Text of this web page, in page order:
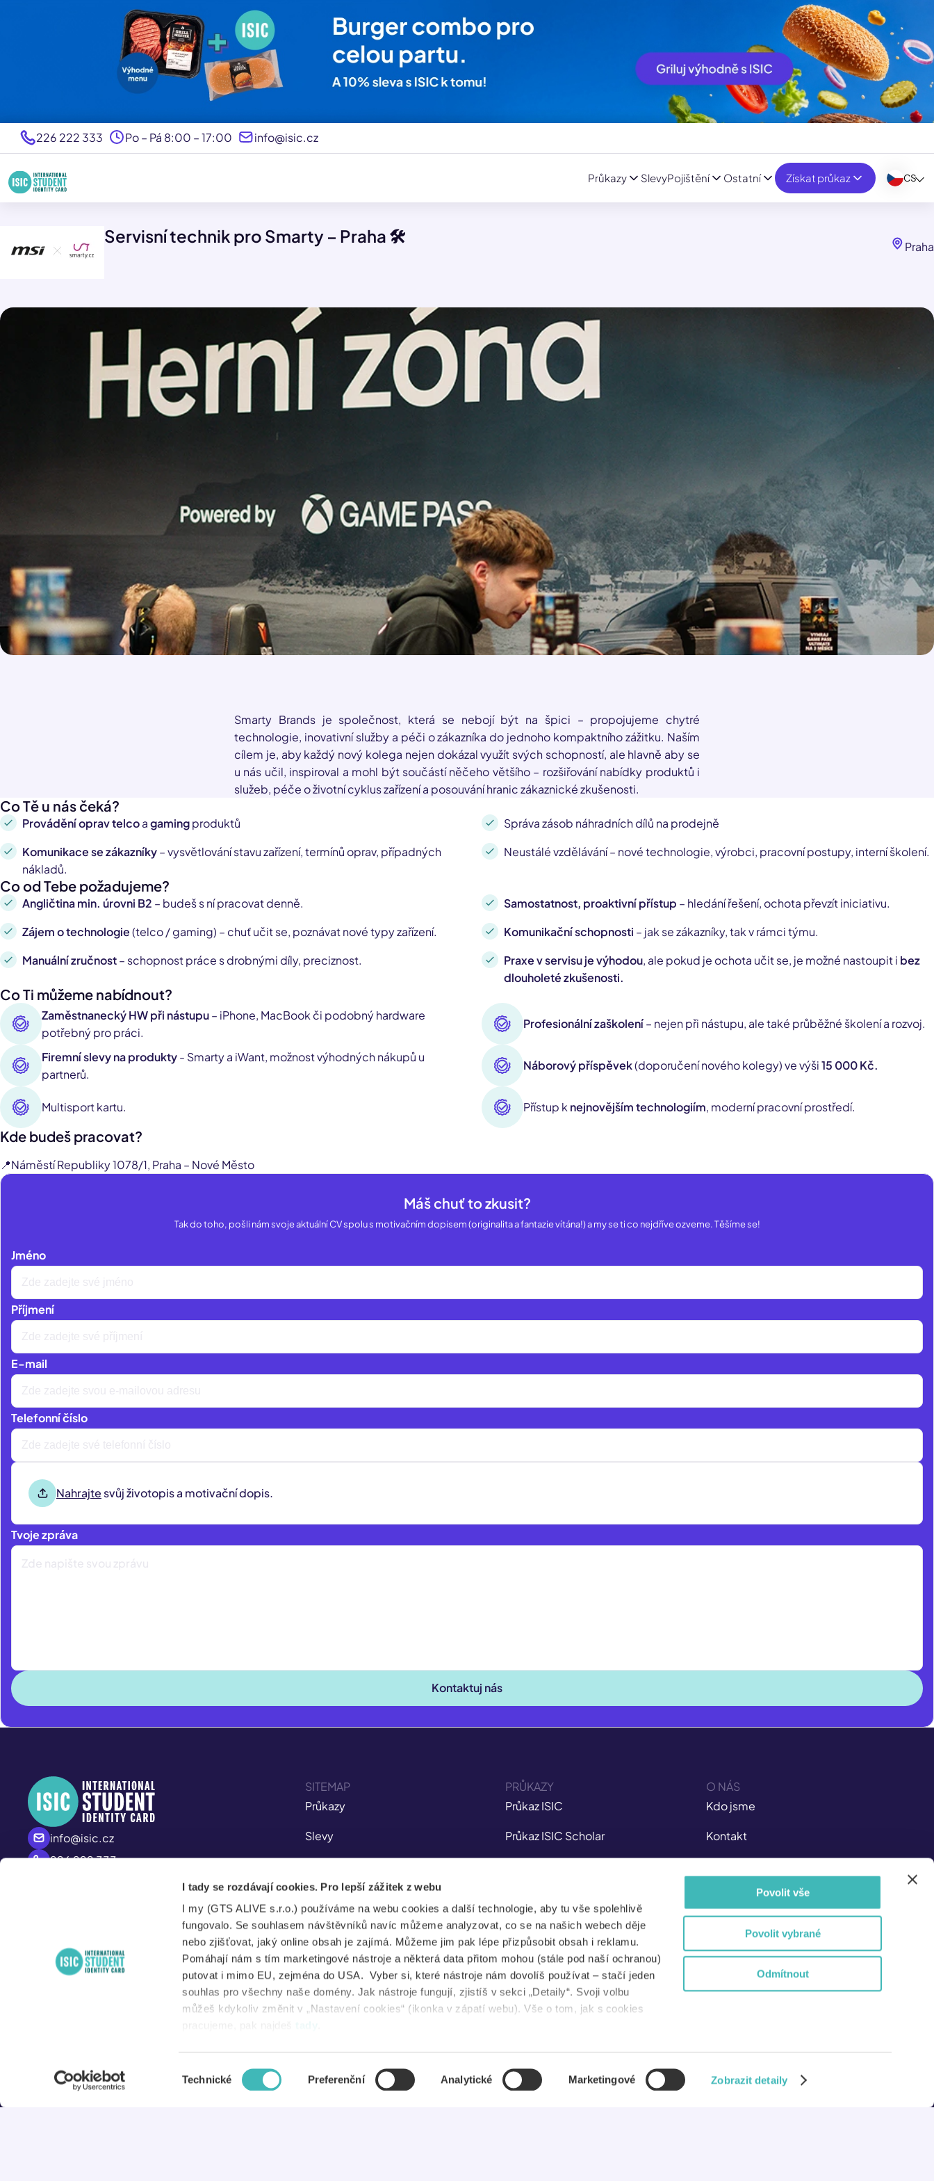
I tady se rozdávají cookies. Pro lepší zážitek z webu
I my (GTS ALIVE s.r.o.) používáme na webu cookies a další technologie, aby tu vše spolehlivě
fungovalo. Se souhlasem návštěvníků navíc můžeme analyzovat, co se na našich webech děje
nebo zjišťovat, jaký online obsah je zajímá. Můžeme jim pak lépe přizpůsobit obsah i reklamu.
Pomáhají nám s tím marketingové nástroje a některá data přitom mohou (stále pod naší ochranou)
putovat i mimo EU, zejména do USA. Vyber si, které nástroje nám dovolíš používat – stačí jeden
souhlas pro všechny naše domény. Jak nástroje fungují, zjistíš v sekci „Detaily“. Svoji volbu
můžeš kdykoliv změnit v „Nastavení cookies“ (ikonka v zápatí webu). Vše o tom, jak s cookies
souhlasu
Technické Preferenční Analytické Marketingové Zobrazit detaily
Povolit vše
Povolit vybrané
Odmítnout
Průkazy SlevyPojištění Získat průkaz
Ostatní CS
226 222 333 Po – Pá 8:00 – 17:00 info@isic.cz
Servisní technik pro Smarty – Praha 🛠
Praha
Smarty Brands je společnost, která se nebojí být na špici – propojujeme chytré
technologie, inovativní služby a péči o zákazníka do jednoho kompaktního zážitku. Naším
cílem je, aby každý nový kolega nejen dokázal využít svých schopností, ale hlavně aby se
u nás učil, inspiroval a mohl být součástí něčeho většího – rozšiřování nabídky produktů i
služeb, péče o životní cyklus zařízení a posouvání hranic zákaznické zkušenosti.
Co Tě u nás čeká?
Provádění oprav telcoagamingproduktů
Komunikace se zákazníky– vysvětlování stavu zařízení, termínů oprav, případných
nákladů.
Správa zásob náhradních dílů na prodejně
Neustálé vzdělávání – nové technologie, výrobci, pracovní postupy, interní školení.
Co od Tebe požadujeme?
Angličtina min. úrovni B2 – budeš s ní pracovat denně.
Zájem o technologie(telco / gaming) – chuť učit se, poznávat nové typy zařízení.
Manuální zručnost– schopnost práce s drobnými díly, preciznost.
Samostatnost, proaktivní přístup – hledání řešení, ochota převzít iniciativu.
Komunikační schopnosti – jak se zákazníky, tak v rámci týmu.
Praxe v servisu je výhodou, ale pokud je ochota učit se, je možné nastoupit i bez
dlouholeté zkušenosti.
Co Ti můžeme nabídnout?
Zaměstnanecký HW při nástupu– iPhone, MacBook či podobný hardware
potřebný pro práci.
Firemní slevy na produkty- Smarty a iWant, možnost výhodných nákupů u
partnerů.
Multisport kartu.
Profesionální zaškolení– nejen při nástupu, ale také průběžné školení a rozvoj.
Náborový příspěvek(doporučení nového kolegy) ve výši15 000 Kč.
Přístup knejnovějším technologiím, moderní pracovní prostředí.
Kde budeš pracovat?
📍Náměstí Republiky 1078/1, Praha – Nové Město
Máš chuť to zkusit?
Tak do toho, pošli nám svoje aktuální CV spolu s motivačním dopisem (originalita a fantazie vítána!) a my se ti co nejdříve ozveme. Těšíme se!
Jméno
Příjmení
E-mail
Telefonní číslo
Nahrajte svůj životopis a motivační dopis.
Tvoje zpráva
Kontaktuj nás
info@isic.cz
226 222 333
SITEMAP
Průkazy
Slevy
Aplikace
Student Jobs
FAQ
Novinky
Duševní zdraví
O NÁS
Kdo jsme
Kontakt
Dokumenty
Pro partnery
PRŮKAZY
Průkaz ISIC
Průkaz ISIC Scholar
Průkaz AliveID
© 2026 ISIC